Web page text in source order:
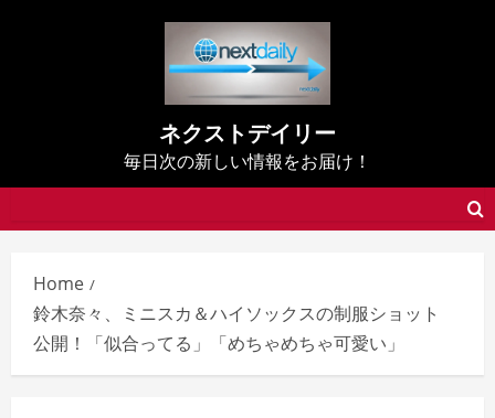
ネクストデイリー
毎日次の新しい情報をお届け！
Home
鈴木奈々、ミニスカ＆ハイソックスの制服ショット
公開！「似合ってる」「めちゃめちゃ可愛い」